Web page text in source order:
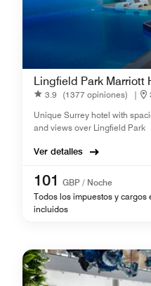
Lingfield Park Marriott
3.9 (1377 opiniones) |
Unique Surrey hotel with
and views over Lingfield Park
Ver detalles
101 GBP / Noche
Todos los impuestos y cargos
incluidos